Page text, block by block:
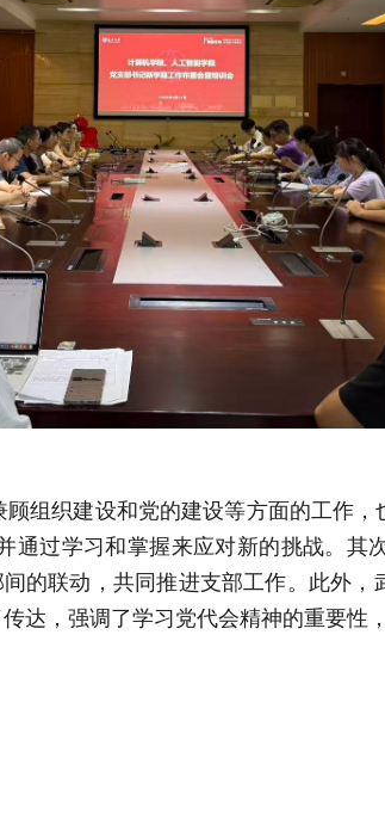
组织建设和党的建设等方面的工作
过学习和掌握来应对新的挑战。
的联动，共同推进支部工作。此外
达，强调了学习党代会精神的重要性